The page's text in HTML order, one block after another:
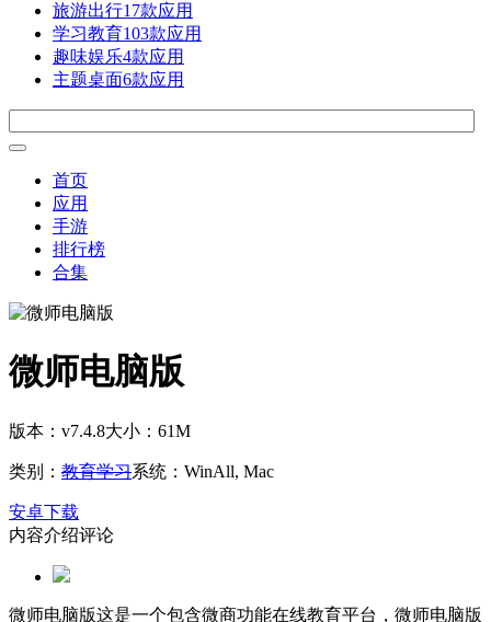
旅游出行17款应用
学习教育103款应用
趣味娱乐4款应用
主题桌面6款应用
首页
应用
手游
排行榜
合集
微师电脑版
版本：v7.4.8大小：61M
类别： 教育学习系统：WinAll, Mac
安卓下载
内容介绍评论
微师电脑版这是一个包含微商功能在线教育平台，微师电脑版